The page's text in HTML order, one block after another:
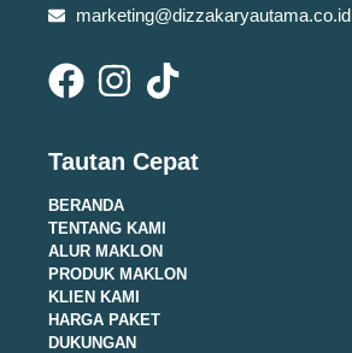
marketing@dizzakaryautama.co.id
Tautan Cepat
BERANDA
TENTANG KAMI
ALUR MAKLON
PRODUK MAKLON
KLIEN KAMI
HARGA PAKET
DUKUNGAN